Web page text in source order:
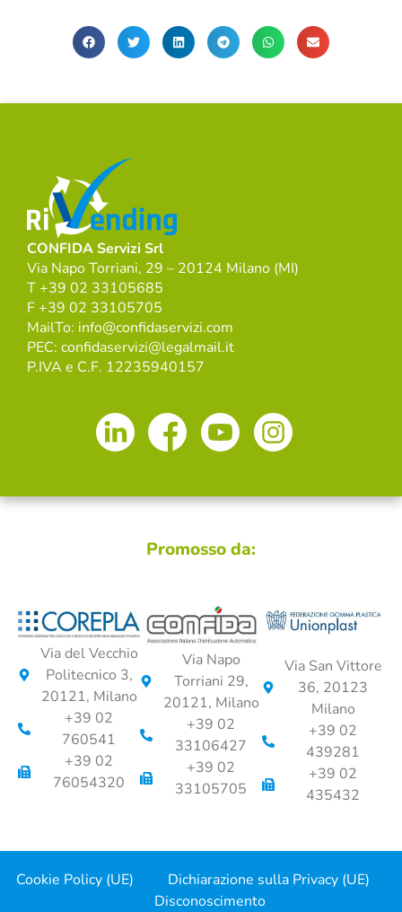
CONFIDA Servizi Srl
Via Napo Torriani, 29 – 20124 Milano (MI)
T +39 02 33105685
F +39 02 33105705
MailTo: info@confidaservizi.com
PEC: confidaservizi@legalmail.it
P.IVA e C.F. 12235940157
Promosso da:
Via del Vecchio
Politecnico 3,
20121, Milano
+39 02
760541
+39 02
76054320
Via Napo
Torriani 29,
20121, Milano
+39 02
33106427
+39 02
33105705
Via San Vittore
36, 20123
Milano
+39 02
439281
+39 02
435432
Cookie Policy (UE)
Dichiarazione sulla Privacy (UE)
Disconoscimento